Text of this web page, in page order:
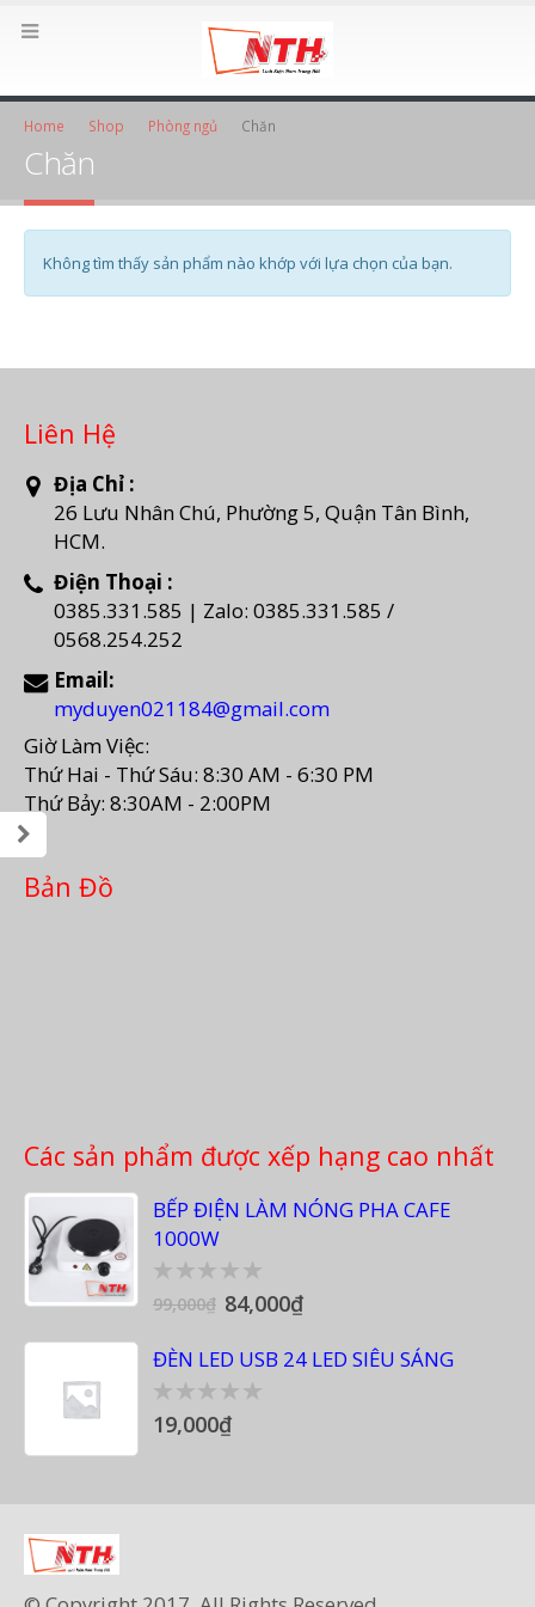
Home Shop Phòng ngủ Chăn
Chăn
Không tìm thấy sản phẩm nào khớp với lựa chọn của bạn.
Liên Hệ
Địa Chỉ :
26 Lưu Nhân Chú, Phường 5, Quận Tân Bình,
HCM.
Điện Thoại :
0385.331.585 | Zalo: 0385.331.585 /
0568.254.252
Email:
myduyen021184@gmail.com
Giờ Làm Việc:
Thứ Hai - Thứ Sáu: 8:30 AM - 6:30 PM
Thứ Bảy: 8:30AM - 2:00PM
Bản Đồ
Các sản phẩm được xếp hạng cao nhất
BẾP ĐIỆN LÀM NÓNG PHA CAFE
1000W
0
5
99,000₫ 84,000₫
ĐÈN LED USB 24 LED SIÊU SÁNG
0
out
19,000₫